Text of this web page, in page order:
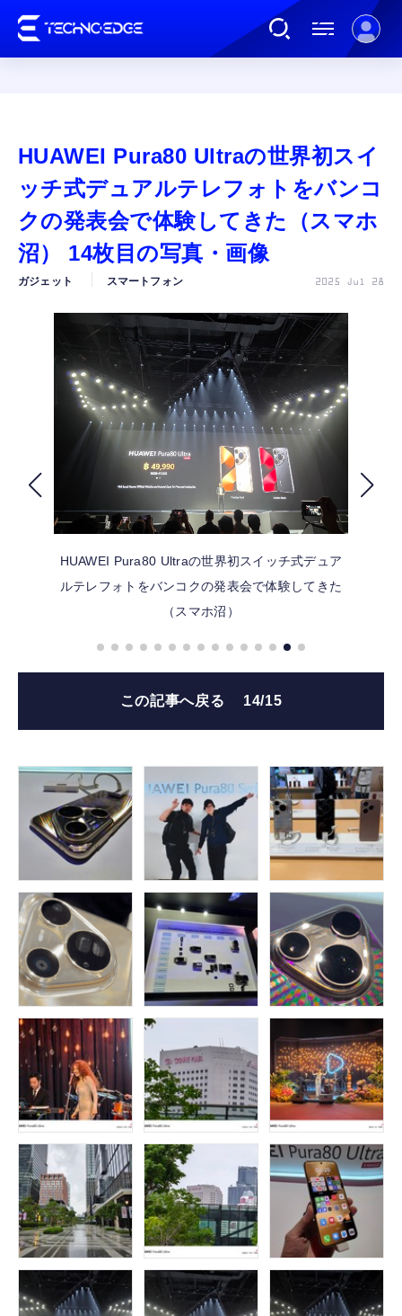
AI
ガジェット
ゲーム
カルチャー
公式ストア
FOLLOW US
HUAWEI Pura80 Ultraの世界初スイ
ッチ式デュアルテレフォトをバンコ
クの発表会で体験してきた（スマホ
沼） 14枚目の写真・画像
ガジェット スマートフォン 2025 Jul 28
HUAWEI Pura80 Ultraの世界初スイッチ式デュア
ルテレフォトをバンコクの発表会で体験してきた
（スマホ沼）
この記事へ戻る 14/15